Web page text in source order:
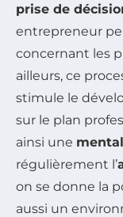
prise de
entrepreneur
concernant les
ailleurs, ce
stimule le
sur le plan
ainsi une
régulièrement l’
on se donne la
aussi un